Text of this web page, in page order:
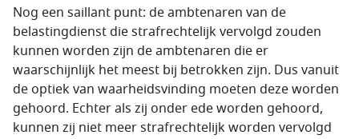
Nog een saillant punt: de ambtenaren van de
belastingdienst die strafrechtelijk vervolgd zouden
kunnen worden zijn de ambtenaren die er
waarschijnlijk het meest bij betrokken zijn. Dus vanuit
de optiek van waarheidsvinding moeten deze worden
gehoord. Echter als zij onder ede worden gehoord,
kunnen zij niet meer strafrechtelijk worden vervolgd